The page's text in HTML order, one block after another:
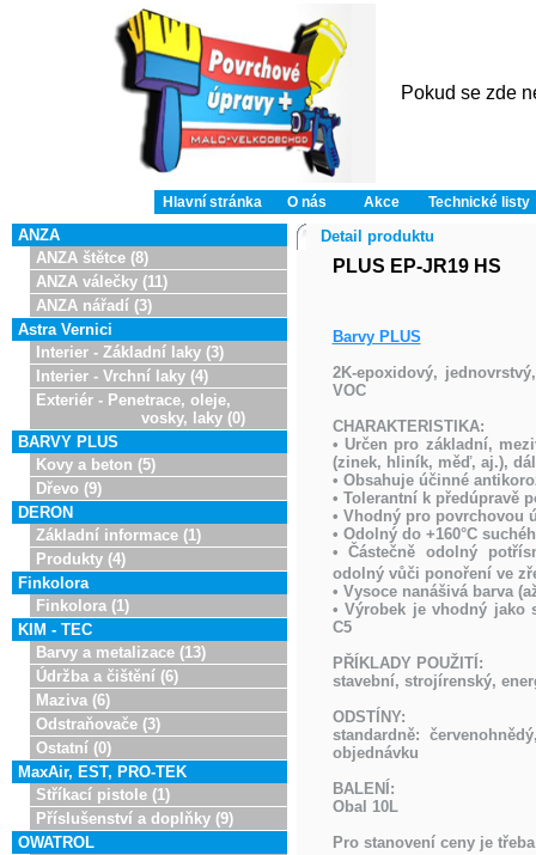
Pokud se zde
Hlavní stránka O nás Akce Technické listy
ANZA
ANZA štětce (8)
ANZA válečky (11)
ANZA nářadí (3)
Astra Vernici
Interier - Základní laky (3)
Interier - Vrchní laky (4)
Exteriér - Penetrace, oleje,
vosky, laky (0)
BARVY PLUS
Kovy a beton (5)
Dřevo (9)
DERON
Základní informace (1)
Produkty (4)
Finkolora
Finkolora (1)
KIM - TEC
Barvy a metalizace (13)
Údržba a čištění (6)
Maziva (6)
Odstraňovače (3)
Ostatní (0)
MaxAir, EST, PRO-TEK
Stříkací pistole (1)
Příslušenství a doplňky (9)
OWATROL
Detail produktu
PLUS EP-JR19 HS
Barvy PLUS
2K-epoxidový,
VOC
CHARAKTERISTIKA:
• Určen pro základní,
(zinek, hliník, měď, aj.),
• Obsahuje účinné
• Tolerantní k předúpravě
• Vhodný pro povrchovou
• Odolný do +160°C
• Částečně odolný
odolný vůči ponoření ve
• Vysoce nanášivá barva
• Výrobek je vhodný jako
C5
PŘÍKLADY POUŽITÍ:
stavební, strojírenský,
ODSTÍNY:
standardně:
objednávku
BALENÍ:
Obal 10L
Pro stanovení ceny je